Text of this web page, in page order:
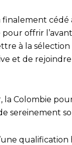
finalement
offrir
à la
et de
Colombie
sereinement